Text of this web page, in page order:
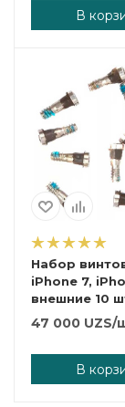
В
Набор
iPhone 7,
внешние 10
47 000 UZS/
В